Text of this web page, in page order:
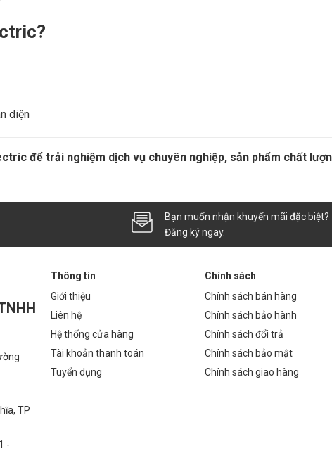
diện
để trải nghiệm dịch vụ chuyên nghiệp, sản phẩm chất
Bạn muốn nhận khuyến mãi đặc biệt?
Đăng ký ngay.
TP
-
Thông tin
Giới thiệu
Liên hệ
Hệ thống cửa hàng
Tài khoản thanh toán
Tuyển dụng
Chính sách
Chính sách bán hàng
Chính sách bảo hành
Chính sách đổi trả
Chính sách bảo mật
Chính sách giao hàng